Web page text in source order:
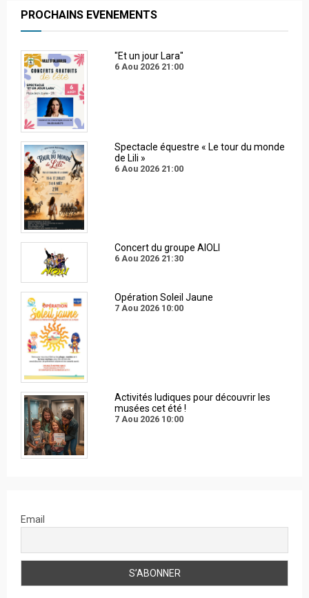
PROCHAINS EVENEMENTS
"Et un jour Lara"
6 Aou 2026 21:00
Spectacle équestre « Le tour du monde
de Lili »
6 Aou 2026 21:00
Concert du groupe AIOLI
6 Aou 2026 21:30
Opération Soleil Jaune
7 Aou 2026 10:00
Activités ludiques pour découvrir les
musées cet été !
7 Aou 2026 10:00
Email